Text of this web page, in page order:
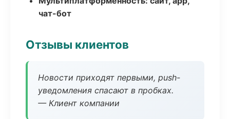
чат-бот
Отзывы клиентов
Новости приходят первыми, push-
уведомления спасают в пробках.
— Клиент компании